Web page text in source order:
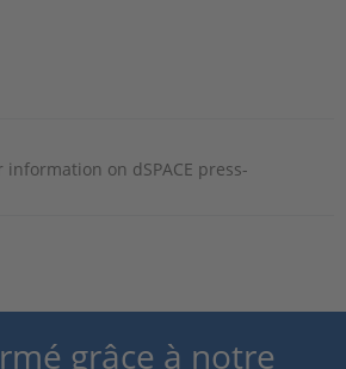
on dSPACE press-
grâce à notre